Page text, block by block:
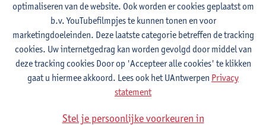
Micro-credential: Debatten in de geschiedenis
van de Nieuwe Tijd
12 studiepunten
Nieuwe tijd: cultuurgeschiedenis
Lesgever(s):
Pierre Delsaerdt
optimaliseren van de website. Ook worden er cookies geplaatst om
b.v. YouTubefilmpjes te kunnen tonen en voor
marketingdoeleinden. Deze laatste categorie betreffen de tracking
cookies. Uw internetgedrag kan worden gevolgd door middel van
deze tracking cookies Door op 'Accepteer alle cookies' te klikken
gaat u hiermee akkoord. Lees ook het UAntwerpen Privacy
statement
Stel je persoonlijke voorkeuren in